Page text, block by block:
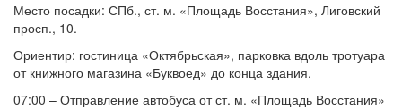
Место посадки: СПб., ст. м. «Площадь Восстания», Лиговский
просп., 10.
Ориентир: гостиница «Октябрьская», парковка вдоль тротуара
от книжного магазина «Буквоед» до конца здания.
07:00 – Отправление автобуса от ст. м. «Площадь Восстания»